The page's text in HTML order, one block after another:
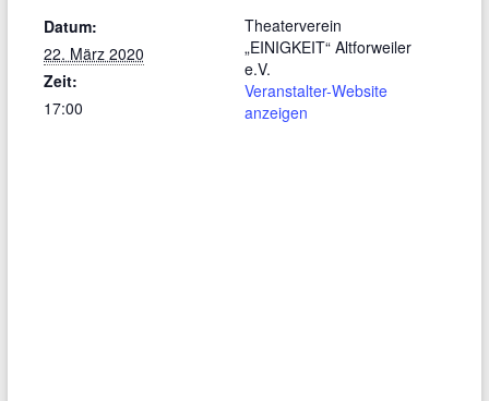
Datum:
22. März 2020
Zeit:
17:00
Theaterverein
„EINIGKEIT“ Altforweiler
e.V.
Veranstalter-Website
anzeigen